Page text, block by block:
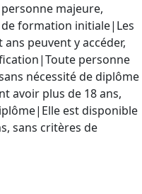
majeure,
formation initiale|Les
peuvent y accéder,
personne
nécessité de diplôme
avoir plus de 18 ans,
est disponible
sans critères de